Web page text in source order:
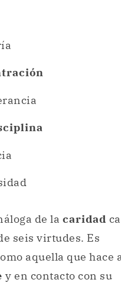
de la caridad
seis virtudes. Es
aquella que hace
y en contacto con su